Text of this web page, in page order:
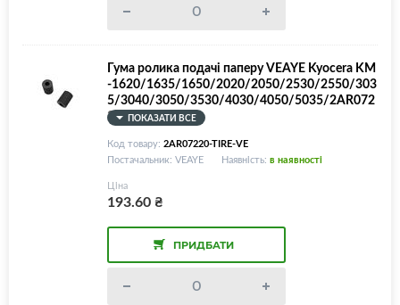
Гума ролика подачі паперу VEAYE Kyocera KM
-1620/1635/1650/2020/2050/2530/2550/303
5/3040/3050/3530/4030/4050/5035/2AR072
20/2AR07230
ПОКАЗАТИ ВСЕ
Код товару: 2AR07220-TIRE-VE
Постачальник: VEAYE
Наявність: в наявності
Ціна
193.60₴
ПРИДБАТИ